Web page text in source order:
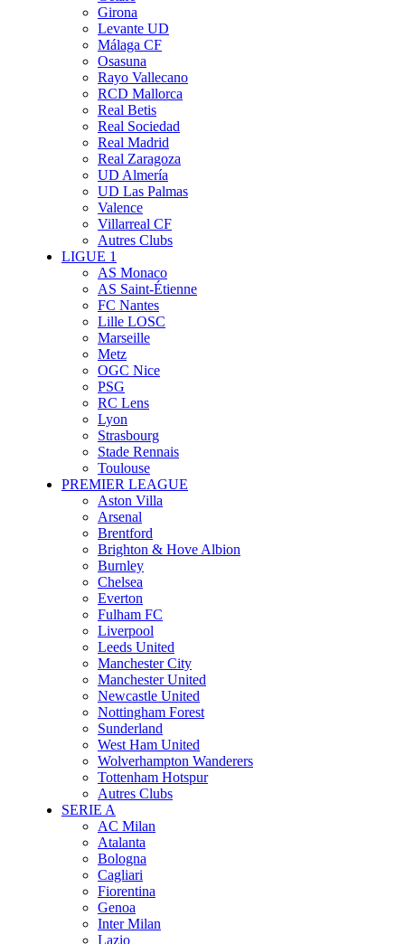
Girona
Levante UD
Málaga CF
Osasuna
Rayo Vallecano
RCD Mallorca
Real Betis
Real Sociedad
Real Madrid
Real Zaragoza
UD Almería
UD Las Palmas
Valence
Villarreal CF
Autres Clubs
LIGUE 1
AS Monaco
AS Saint-Étienne
FC Nantes
Lille LOSC
Marseille
Metz
OGC Nice
PSG
RC Lens
Lyon
Strasbourg
Stade Rennais
Toulouse
PREMIER LEAGUE
Aston Villa
Arsenal
Brentford
Brighton & Hove Albion
Burnley
Chelsea
Everton
Fulham FC
Liverpool
Leeds United
Manchester City
Manchester United
Newcastle United
Nottingham Forest
Sunderland
West Ham United
Wolverhampton Wanderers
Tottenham Hotspur
Autres Clubs
SERIE A
AC Milan
Atalanta
Bologna
Cagliari
Fiorentina
Genoa
Inter Milan
Lazio